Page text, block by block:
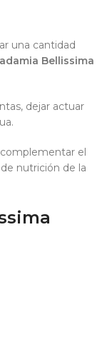
una cantidad
Bellissima
dejar actuar
el
nutrición de la